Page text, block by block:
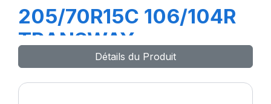
205/70R15C 106/104R
TRANSWAY
Détails du Produit